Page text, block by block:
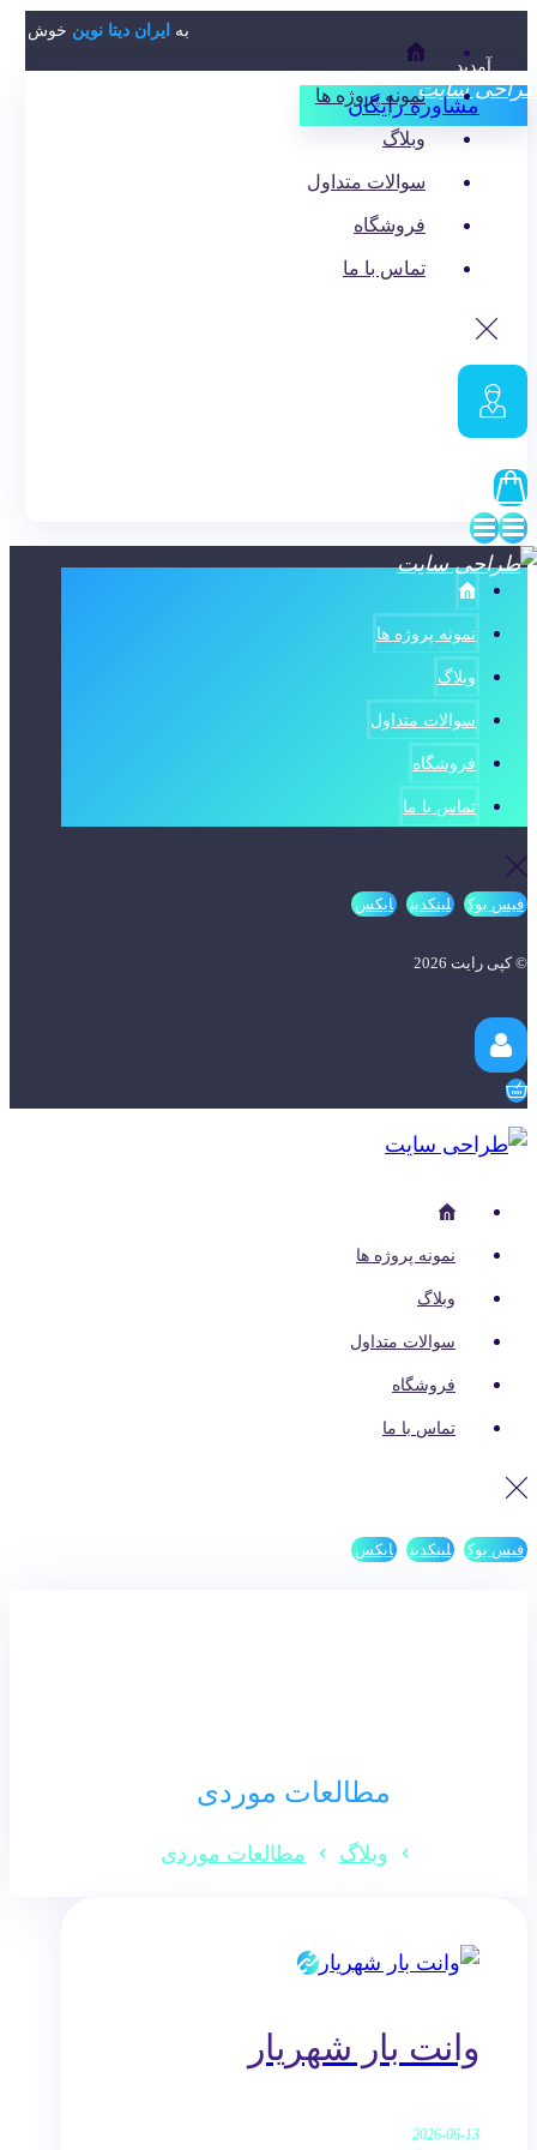
به ایران دیتا نوین خوش
آمدید.
مشاوره رایگان
نمونه پروژه ها
وبلاگ
سوالات متداول
فروشگاه
تماس با ما
نمونه پروژه ها
وبلاگ
سوالات متداول
فروشگاه
تماس با ما
فیس بوک لینکدین ایکس
© کپی رایت 2026
نمونه پروژه ها
وبلاگ
سوالات متداول
فروشگاه
تماس با ما
فیس بوک لینکدین ایکس
مطالعات موردی
وبلاگ مطالعات موردی
وانت بار شهریار
2026-06-13